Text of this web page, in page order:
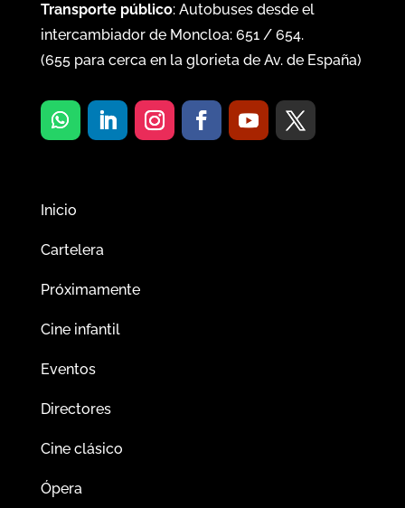
Transporte público: Autobuses desde el
intercambiador de Moncloa: 651/ 654.
(655para cerca en la glorieta de Av. de España)
Inicio
Cartelera
Próximamente
Cine infantil
Eventos
Directores
Cine clásico
Ópera